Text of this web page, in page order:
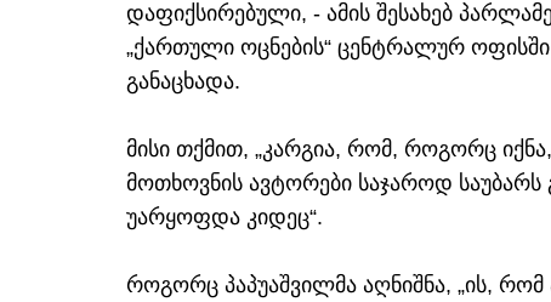
დაფიქსირებული, - ამის შესახებ
„ქართული ოცნების“ ცენტრალურ
განაცხადა.
მისი თქმით, „კარგია, რომ, როგორც
მოთხოვნის ავტორები საჯაროდ
უარყოფდა კიდეც“.
როგორც პაპუაშვილმა აღნიშნა, „ის,